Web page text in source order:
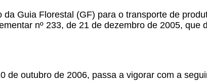
Guia Florestal (GF) para o transporte de
nº 233, de 21 de dezembro de 2005,
de outubro de 2006, passa a vigorar com a